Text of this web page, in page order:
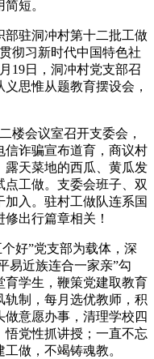
短。
驻洞冲村第十二批工做
彻习新时代中国特色社
19日，洞冲村党支部召
思惟从题教育摆设会，
会议室召开支委会，
信诈骗宣布道育，商议村
露天菜地的西瓜、黄瓜发
工做。支委会班子、双
入。驻村工做队连系国
出行篇章相关！
好”党支部为载体，深
易近族连合一家亲”勾
育学生，鞭策党建取教育
制，每月选优教师，积
意愿办事，清理学校四
悟党性抓讲授；一直不忘
做，不竭铸魂教。